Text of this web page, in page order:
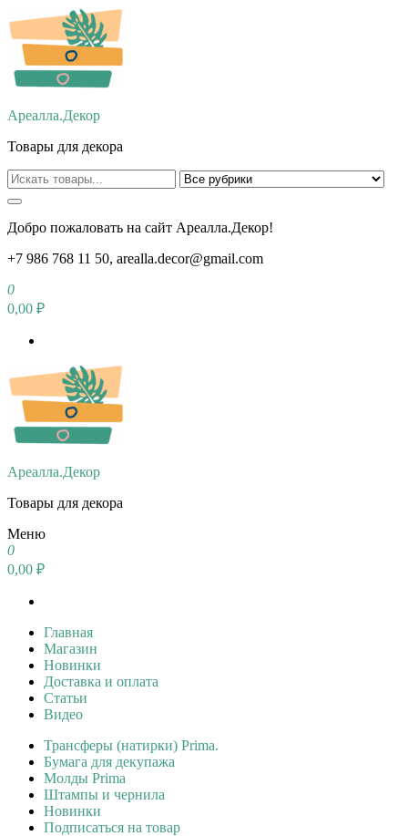
Перейти
к
содержимому
Ареалла.Декор
Товары для декора
Добро пожаловать на сайт Ареалла.Декор!
+7 986 768 11 50, arealla.decor@gmail.com
0
0,00 ₽
Ареалла.Декор
Товары для декора
Меню
0
0,00 ₽
Главная
Магазин
Новинки
Доставка и оплата
Статьи
Видео
Трансферы (натирки) Prima.
Бумага для декупажа
Молды Prima
Штампы и чернила
Новинки
Подписаться на товар